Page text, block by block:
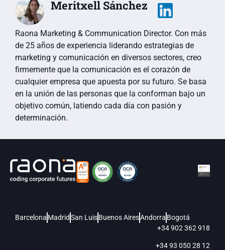
Meritxell Sánchez
Raona Marketing & Communication Director. Con más
de 25 años de experiencia liderando estrategias de
marketing y comunicación en diversos sectores, creo
firmemente que la comunicación es el corazón de
cualquier empresa que apuesta por su futuro. Se basa
en la unión de las personas que la conforman bajo un
objetivo común, latiendo cada día con pasión y
determinación.
Barcelona MadridSan LuisBuenos AiresAndorra Bogotá
+34 902 362 918
+34 93 050 28 12